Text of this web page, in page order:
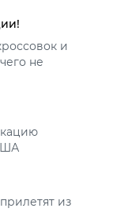
и
не
из